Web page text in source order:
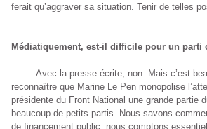
ferait qu’aggraver sa situation. Tenir de telles
Médiatiquement, est-il difficile pour un parti
Avec la presse écrite, non. Mais c’est
reconnaître que Marine Le Pen monopolise
présidente du Front National une grande partie
beaucoup de petits partis. Nous savons
de financement public, nous comptons